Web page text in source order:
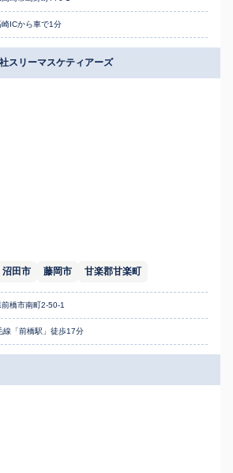
崎ICから車で1分
スリーマスケティアーズ
沼田市 藤岡市 甘楽郡甘楽町
橋市南町2-50-1
線「前橋駅」徒歩17分